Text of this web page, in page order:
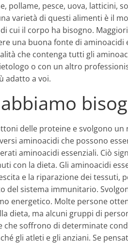
pollame, pesce, uova, latticini,
varietà di questi alimenti è il
cui il corpo ha bisogno.
una buona fonte di aminoacidi
che contenga tutti gli
o con un altro
adatto a voi.
delle proteine e svolgono
aminoacidi che possono
aminoacidi essenziali. Ciò
con la dieta. Gli aminoacidi
e la riparazione dei tessuti,
del sistema immunitario.
energetico. Molte persone
dieta, ma alcuni gruppi di
che soffrono di determinate
gli atleti e gli anziani. Se